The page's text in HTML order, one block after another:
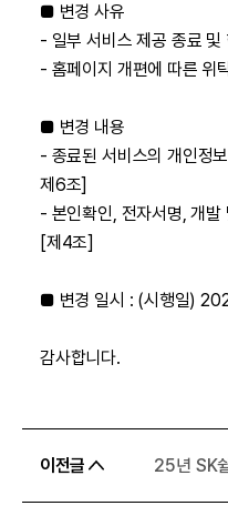
■ 변경 사유
- 일부 서비스 제공 종료 및
- 홈페이지 개편에 따른 위
■ 변경 내용
- 종료된 서비스의 개인정
제6조]
- 본인확인, 전자서명, 개발
[제4조]
■ 변경 일시 : (시행일)
감사합니다.
이전글
25년 SK